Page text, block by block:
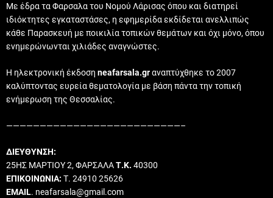
Με έδρα τα Φαρσαλα του Νομού Λάρισας όπου και διατηρεί
ιδιόκτητες εγκαταστάσες, η εφημερίδα εκδίδεται ανελλιπώς
κάθε Παρασκευή με ποικιλία τοπικών θεμάτων και όχι μόνο, όπου
ενημερώνωνται χιλιάδες αναγνώστες.
Η ηλεκτρονική έκδοση neafarsala.grαναπτύχθηκε το 2007
καλύπτοντας ευρεία θεματολογία με βάση πάντα την τοπική
ενήμερωση της Θεσσαλίας.
——————————————————————————–
ΔΙΕΥΘΥΝΣΗ:
25ΗΣ ΜΑΡΤΙΟΥ 2, ΦΑΡΣΑΛΑΤ.Κ. 40300
ΕΠΙΚΟΙΝΩΝΙΑ: Τ. 24910 25626
EMAIL. neafarsala@gmail.com